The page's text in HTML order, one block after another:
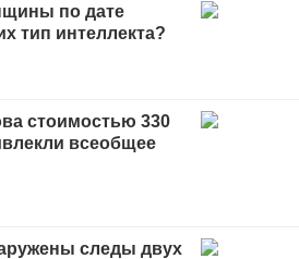
по дате
тип интеллекта?
стоимостью 330
всеобщее
следы двух